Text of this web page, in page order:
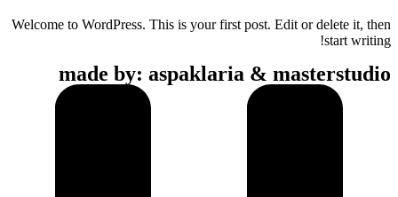
Welcome to WordPress. This is your first post. Edit or delete it, then
start writing!
made by: aspaklaria & masterstudio